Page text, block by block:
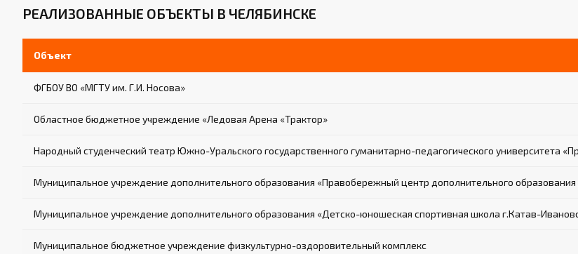
РЕАЛИЗОВАННЫЕ ОБЪЕКТЫ В ЧЕЛЯБИНСКЕ
Объект
ФГБОУ ВО «МГТУ им. Г.И. Носова»
Областное бюджетное учреждение «Ледовая Арена «Трактор»
Народный студенческий театр Южно-Уральского государственного гуманитарно-педагогического университета
Муниципальное учреждение дополнительного образования «Правобережный центр дополнительного образования
Муниципальное учреждение дополнительного образования «Детско-юношеская спортивная школа г.Катав-
Муниципальное бюджетное учреждение физкультурно-оздоровительный комплекс